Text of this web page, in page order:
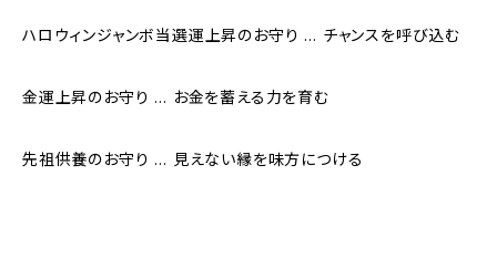
ハロウィンジャンボ当選運上昇のお守り … チャンスを呼び込む
金運上昇のお守り … お金を蓄える力を育む
先祖供養のお守り … 見えない縁を味方につける